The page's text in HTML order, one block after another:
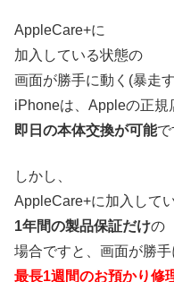
AppleCare+に
加入している状態の
画面が勝手に動く(暴走
iPhoneは、Appleの正規
即日の本体交換が可能で
しかし、
AppleCare+に加入して
1年間の製品保証だけの
場合ですと、画面が勝
最長1週間のお預かり修